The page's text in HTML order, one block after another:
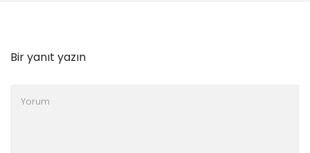
Bir yanıt yazın